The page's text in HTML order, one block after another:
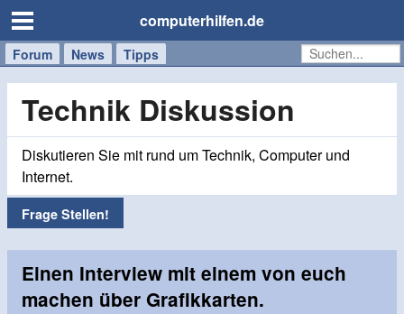
computerhilfen.de
Forum News Tipps
Handy
Windows
Mac
Technik Diskussion
Diskutieren Sie mit rund um Technik, Computer und
Internet.
Frage Stellen!
Einen Interview mit einem von euch
machen über Grafikkarten.